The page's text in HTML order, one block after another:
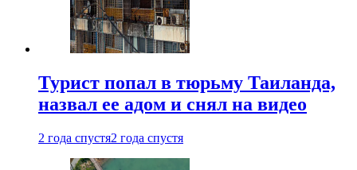
Турист попал в тюрьму Таиланда,
назвал ее адом и снял на видео
2 года спустя2 года спустя